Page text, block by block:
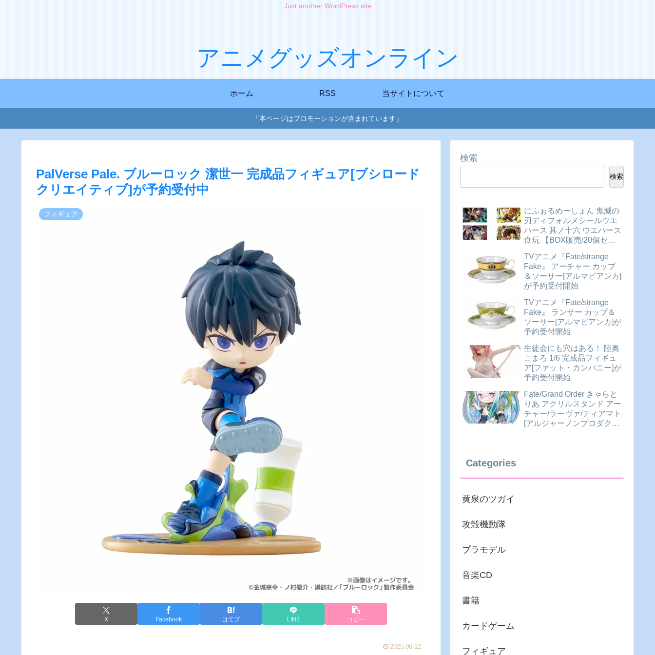
Just another WordPress site
アニメグッズオンライン
ホーム RSS 当サイトについて
「本ページはプロモーションが含まれています」
PalVerse Pale. ブルーロック 潔世一 完成品フィギュア[ブシロード
クリエイティブ]が予約受付中
フィギュア
X Facebook はてブ LINE コピー
2025.06.12
検索
検索
にふぉるめーしょん 鬼滅の
刃ディフォルメシールウエ
ハース 其ノ十六 ウエハース
食玩 【BOX販売/20個セッ
TVアニメ『Fate/strange
Fake』 アーチャー カップ
＆ソーサー[アルマビアンカ]
が予約受付開始
TVアニメ『Fate/strange
Fake』 ランサー カップ＆
ソーサー[アルマビアンカ]が
予約受付開始
生徒会にも穴はある！ 陸奥
こまろ 1/6 完成品フィギュ
ア[ファット・カンパニー]が
予約受付開始
Fate/Grand Order きゃらと
りあ アクリルスタンド アー
チャー/ラーヴァ/ティアマト
[アルジャーノンプロダクト]
Categories
黄泉のツガイ
攻殻機動隊
プラモデル
音楽CD
書籍
カードゲーム
フィギュア